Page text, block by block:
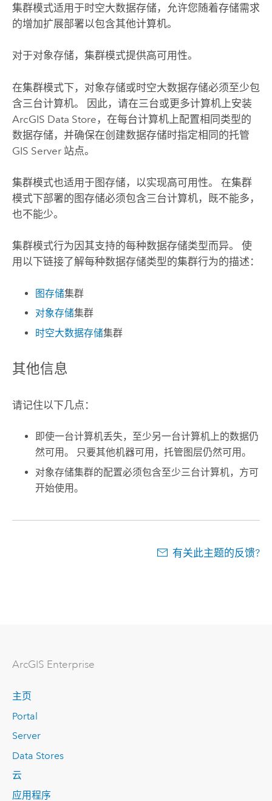
集群模式适用于时空大数据存储，允许您随着存储需求
的增加扩展部署以包含其他计算机。
对于对象存储，集群模式提供高可用性。
在集群模式下，对象存储或时空大数据存储必须至少包
含三台计算机。 因此，请在三台或更多计算机上安装
ArcGIS Data Store ，在每台计算机上配置相同类型的
数据存储，并确保在创建数据存储时指定相同的托管
GIS Server站点。
集群模式也适用于图存储，以实现高可用性。 在集群
模式下部署的图存储必须包含三台计算机，既不能多，
也不能少。
集群模式行为因其支持的每种数据存储类型而异。 使
用以下链接了解每种数据存储类型的集群行为的描述：
图存储集群
对象存储集群
时空大数据存储集群
其他信息
请记住以下几点：
即使一台计算机丢失，至少另一台计算机上的数据仍
然可用。 只要其他机器可用，托管图层仍然可用。
对象存储集群的配置必须包含至少三台计算机，方可
开始使用。
有关此主题的反馈?
ArcGIS Enterprise
主页
Portal
Server
Data Stores
云
应用程序